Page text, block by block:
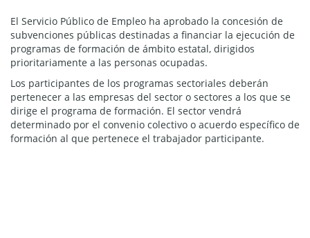
El Servicio Público de Empleo ha aprobado la concesión de
subvenciones públicas destinadas a financiar la ejecución de
programas de formación de ámbito estatal, dirigidos
prioritariamente a las personas ocupadas.
Los participantes de los programas sectoriales deberán
pertenecer a las empresas del sector o sectores a los que se
dirige el programa de formación. El sector vendrá
determinado por el convenio colectivo o acuerdo específico de
formación al que pertenece el trabajador participante.